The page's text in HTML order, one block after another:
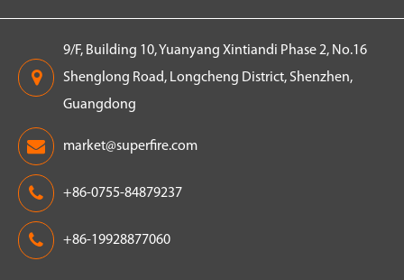
9/F, Building 10, Yuanyang Xintiandi Phase 2, No.16
Shenglong Road, Longcheng District, Shenzhen,
Guangdong
market@superfire.com
+86-0755-84879237
+86-19928877060